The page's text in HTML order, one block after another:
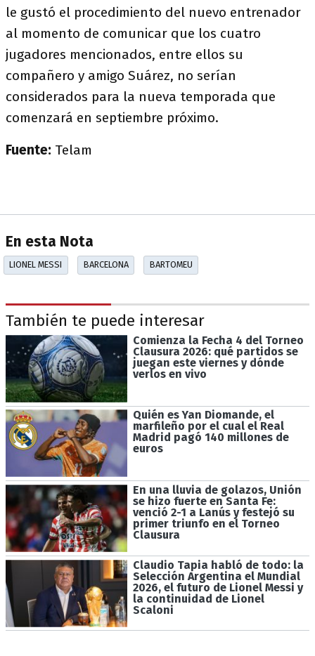
le gustó el procedimiento del nuevo entrenador
al momento de comunicar que los cuatro
jugadores mencionados, entre ellos su
compañero y amigo Suárez, no serían
considerados para la nueva temporada que
comenzará en septiembre próximo.
Fuente: Telam
En esta Nota
LIONEL MESSI BARCELONA BARTOMEU
También te puede interesar
Comienza la Fecha 4 del Torneo
Clausura 2026: qué partidos se
juegan este viernes y dónde
verlos en vivo
Quién es Yan Diomande, el
marfileño por el cual el Real
Madrid pagó 140 millones de
euros
En una lluvia de golazos, Unión
se hizo fuerte en Santa Fe:
venció 2-1 a Lanús y festejó su
primer triunfo en el Torneo
Clausura
Claudio Tapia habló de todo: la
Selección Argentina el Mundial
2026, el futuro de Lionel Messi y
la continuidad de Lionel
Scaloni